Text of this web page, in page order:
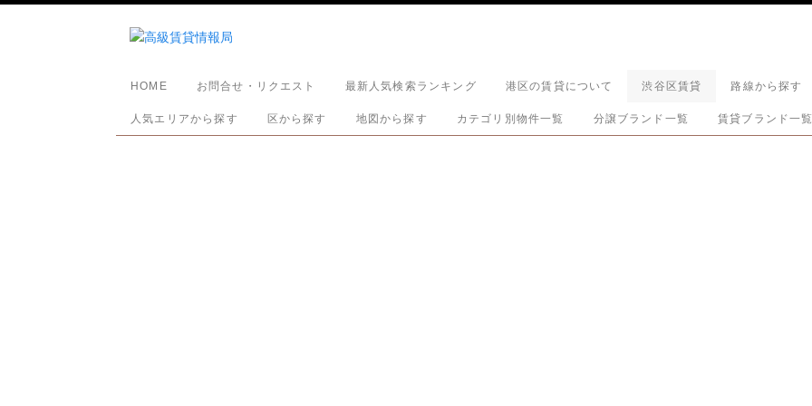
HOME お問合せ・リクエスト 最新人気検索ランキング 港区の賃貸について 渋谷区賃貸 路線から探す
人気エリアから探す 区から探す 地図から探す カテゴリ別物件一覧 分譲ブランド一覧 賃貸ブランド一